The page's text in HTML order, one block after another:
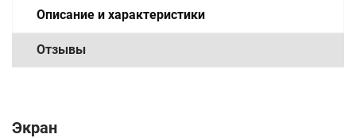
Описание и характеристики
Отзывы
Экран